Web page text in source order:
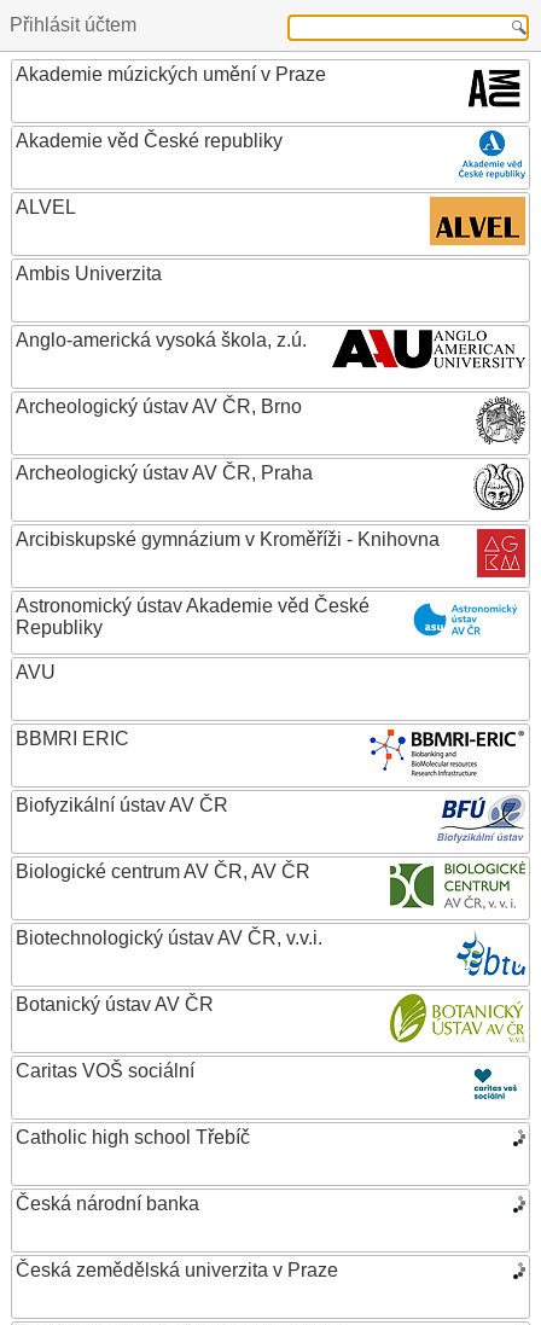
Přihlásit účtem
Akademie múzických umění v Praze
Akademie věd České republiky
ALVEL
Ambis Univerzita
Anglo-americká vysoká škola, z.ú.
Archeologický ústav AV ČR, Brno
Archeologický ústav AV ČR, Praha
Arcibiskupské gymnázium v Kroměříži - Knihovna
Astronomický ústav Akademie věd České
Republiky
AVU
BBMRI ERIC
Biofyzikální ústav AV ČR
Biologické centrum AV ČR, AV ČR
Biotechnologický ústav AV ČR, v.v.i.
Botanický ústav AV ČR
Caritas VOŠ sociální
Catholic high school Třebíč
Česká národní banka
Česká zemědělská univerzita v Praze